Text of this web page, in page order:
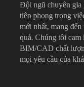
Đội ngũ chuyên gia
tiên phong trong
mới nhất, mang
quả. Chúng tôi cam
BIM/CAD chất
mọi yêu cầu của